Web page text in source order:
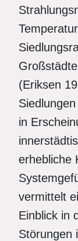
(Eriksen
in
erhebliche
vermittelt
Einblick in
Störungen